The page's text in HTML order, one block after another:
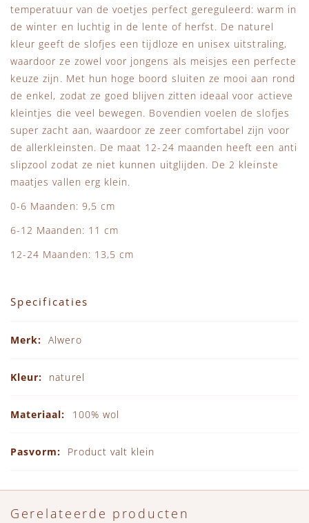
temperatuur van de voetjes perfect gereguleerd: warm in
de winter en luchtig in de lente of herfst. De naturel
kleur geeft de slofjes een tijdloze en unisex uitstraling,
waardoor ze zowel voor jongens als meisjes een perfecte
keuze zijn. Met hun hoge boord sluiten ze mooi aan rond
de enkel, zodat ze goed blijven zitten ideaal voor actieve
kleintjes die veel bewegen. Bovendien voelen de slofjes
super zacht aan, waardoor ze zeer comfortabel zijn voor
de allerkleinsten. De maat 12-24 maanden heeft een anti
slipzool zodat ze niet kunnen uitglijden. De 2 kleinste
maatjes vallen erg klein.
0-6 Maanden: 9,5 cm
6-12 Maanden: 11 cm
12-24 Maanden: 13,5 cm
Specificaties
Alwero
naturel
100% wol
Product valt klein
Gerelateerde producten